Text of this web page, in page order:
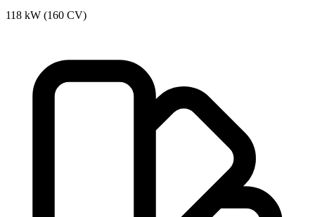
118 kW (160 CV)